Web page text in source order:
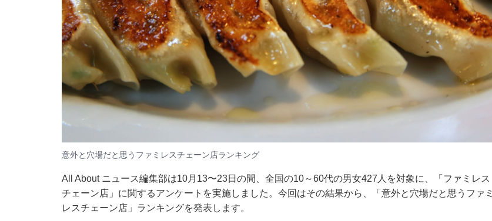
意外と穴場だと思うファミレスチェーン店ランキング
All About ニュース編集部は10月13〜23日の間、全国の10～60代の男女427人を対象に、「ファミレス
チェーン店」に関するアンケートを実施しました。今回はその結果から、「意外と穴場だと思うファミ
レスチェーン店」ランキングを発表します。